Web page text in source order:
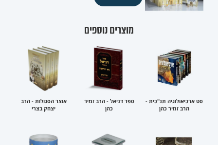
מוצרים נוספים
סט ארכיאולוגיה תנ"כית -
הרב זמיר כהן
ספר דניאל - הרב זמיר
כהן
אוצר הסגולות - הרב
יצחק בצרי